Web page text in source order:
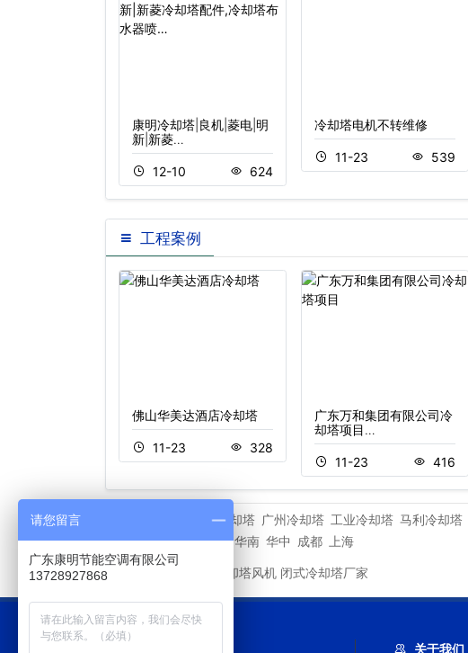
康明冷却塔|良机|菱电|明
新|新菱…
12-10 624
冷却塔电机不转维修
11-23 539
工程案例
佛山华美达酒店冷却塔
11-23 328
广东万和集团有限公司冷
却塔项目…
11-23 416
深圳冷却塔 广州冷却塔 工业冷却塔 马利冷却塔
重庆 深圳 华东 华北 华南 华中 成都 上海
新菱冷却塔风机 闭式冷却塔厂家
关于我们
请您留言
广东康明节能空调有限公司
13728927868